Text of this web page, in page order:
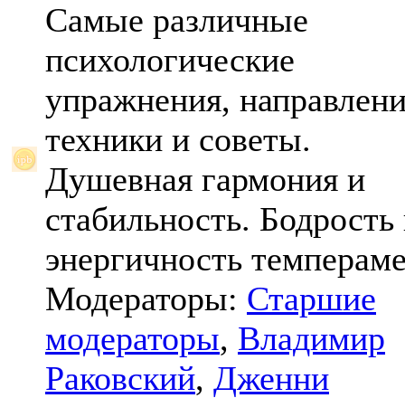
Самые различные
психологические
упражнения,
техники и советы.
Душевная гармония и
стабильность. Бодрость
энергичность
Модераторы: Старшие
модераторы, Владимир
Раковский, Дженни